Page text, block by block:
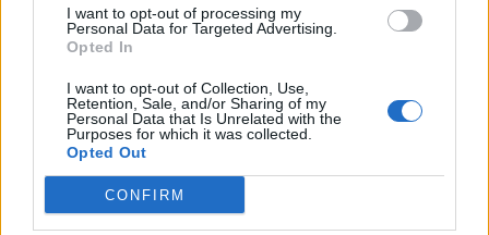
I want to opt-out of processing my
Personal Data for Targeted Advertising.
Opted In
I want to opt-out of Collection, Use,
Retention, Sale, and/or Sharing of my
Personal Data that Is Unrelated with the
Purposes for which it was collected.
Opted Out
CONFIRM